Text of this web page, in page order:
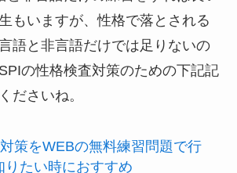
もいますが、性格で落とされる
語と非言語だけでは足りないの
の性格検査対策のための下記記
ださいね。
策をWEBの無料練習問題で行
りたい時におすすめ